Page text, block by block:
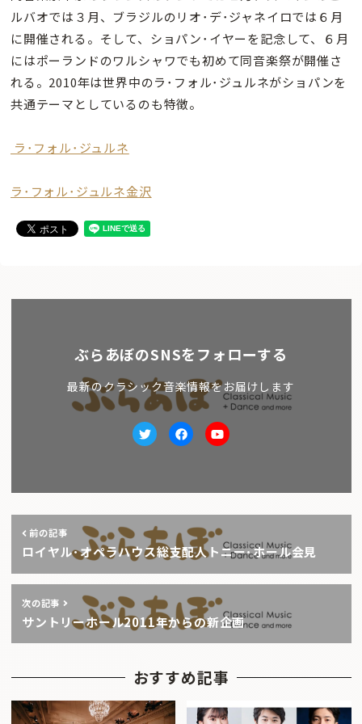
ルバオでは３月、ブラジルのリオ･デ･ジャネイロでは６月
に開催される。そして、ショパン･イヤーを記念して、６月
にはポーランドのワルシャワでも初めて同音楽祭が開催さ
れる。2010年は世界中のラ･フォル･ジュルネがショパンを
共通テーマとしているのも特徴。
ラ･フォル･ジュルネ
ラ･フォル･ジュルネ金沢
ぶらあぼのSNSをフォローする
最新のクラシック音楽情報をお届けします
TwitterfacebookYoutube
前の記事
ロイヤル･オペラハウス総支配人トニー･ホール会見
次の記事
サントリーホール2011年からの新企画
おすすめ記事